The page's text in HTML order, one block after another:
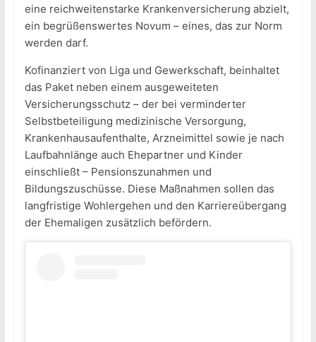
eine reichweitenstarke Krankenversicherung abzielt,
ein begrüßenswertes Novum – eines, das zur Norm
werden darf.
Kofinanziert von Liga und Gewerkschaft, beinhaltet
das Paket neben einem ausgeweiteten
Versicherungsschutz – der bei verminderter
Selbstbeteiligung medizinische Versorgung,
Krankenhausaufenthalte, Arzneimittel sowie je nach
Laufbahnlänge auch Ehepartner und Kinder
einschließt – Pensionszunahmen und
Bildungszuschüsse. Diese Maßnahmen sollen das
langfristige Wohlergehen und den Karriereübergang
der Ehemaligen zusätzlich befördern.